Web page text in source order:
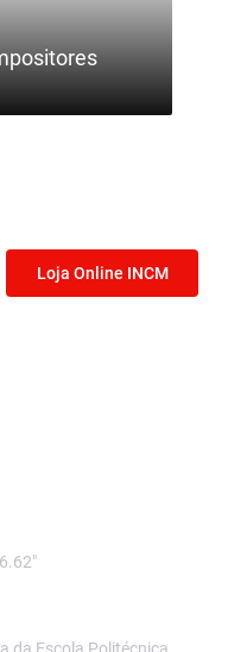
Loja Online INCM